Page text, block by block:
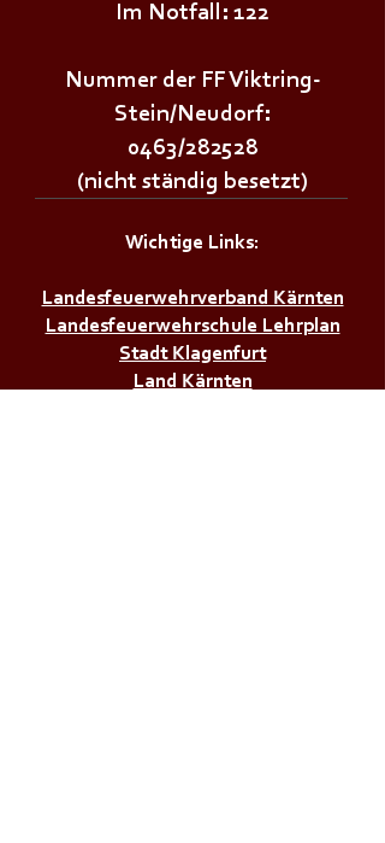
Im Notfall: 122
Nummer der FF Viktring-
Stein/Neudorf:
0463/282528
(nicht ständig besetzt)
Wichtige Links:
Landesfeuerwehrverband Kärnten
Landesfeuerwehrschule Lehrplan
Stadt Klagenfurt
Land Kärnten